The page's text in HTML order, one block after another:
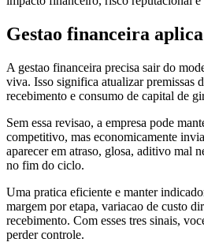
Gestao financeira
A gestao financeira precisa sair do
viva. Isso significa atualizar premissas
recebimento e consumo de capital de
Sem essa revisao, a empresa pode
competitivo, mas economicamente
aparecer em atraso, glosa, aditivo mal
no fim do ciclo.
Uma pratica eficiente e manter
margem por etapa, variacao de custo
recebimento. Com esses tres sinais,
perder controle.